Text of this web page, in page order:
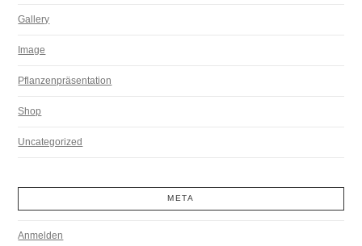
Gallery
Image
Pflanzenpräsentation
Shop
Uncategorized
META
Anmelden